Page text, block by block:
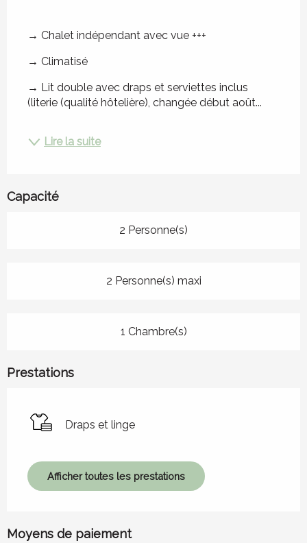
→ Chalet indépendant avec vue +++
→ Climatisé
→ Lit double avec draps et serviettes inclus
(literie (qualité hôtelière), changée début août...
Lire la suite
Capacité
2 Personne(s)
2 Personne(s) maxi
1 Chambre(s)
Prestations
Draps et linge
Afficher toutes les prestations
Moyens de paiement